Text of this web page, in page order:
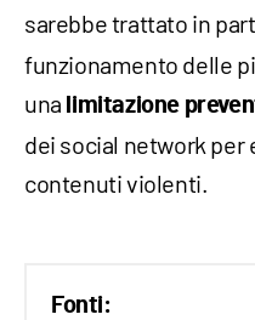
sarebbe trattato in
funzionamento delle
una limitazione
dei social network
contenuti violenti.
Fonti: